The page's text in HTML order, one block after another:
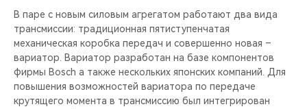
В паре с новым силовым агрегатом работают два вида
трансмиссии: традиционная пятиступенчатая
механическая коробка передач и совершенно новая –
вариатор. Вариатор разработан на базе компонентов
фирмы Bosch а также нескольких японских компаний. Для
повышения возможностей вариатора по передаче
крутящего момента в трансмиссию был интегрирован